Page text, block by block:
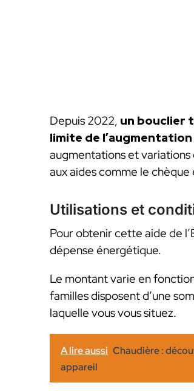
Depuis 2022, un bouclier
limite de l’augmentation
augmentations et variations
aux aides comme le chèque
Utilisations et
Pour obtenir cette aide de
dépense énergétique.
Le montant varie en
familles disposent d’une
laquelle vous vous situez.
A lire aussi Chaudière :
appareil